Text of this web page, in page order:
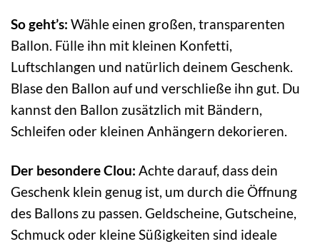
So geht’s: Wähle einen großen, transparenten
Ballon. Fülle ihn mit kleinen Konfetti,
Luftschlangen und natürlich deinem Geschenk.
Blase den Ballon auf und verschließe ihn gut. Du
kannst den Ballon zusätzlich mit Bändern,
Schleifen oder kleinen Anhängern dekorieren.
Der besondere Clou: Achte darauf, dass dein
Geschenk klein genug ist, um durch die Öffnung
des Ballons zu passen. Geldscheine, Gutscheine,
Schmuck oder kleine Süßigkeiten sind ideale